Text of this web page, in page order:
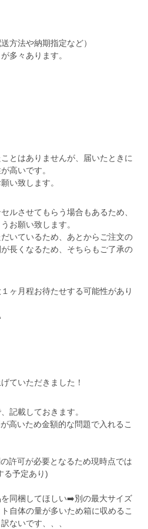
方法や納期指定など）
多々あります。
とはありませんが、届いたときに
高いです。
い致します。
ルさせてもらう場合もあるため、
お願い致します。
いているため、あとからご注文の
長くなるため、そちらもご了承の
ヶ月程お待たせする可能性があり
ていただきました！
記載しておきます。
高いため金額的な問題で入れるこ
許可が必要となるため現時点では
る予定あり)
を同梱してほしい➡️別の最大サイズ
自体の量が多いため箱に収めるこ
ないです、、、